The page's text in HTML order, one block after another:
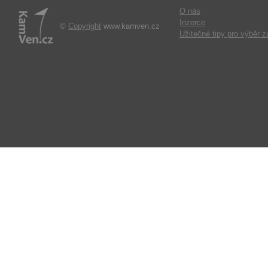
© Copyright www.kamven.cz
O nás
Inzerce
Užitečné tipy pro výběr